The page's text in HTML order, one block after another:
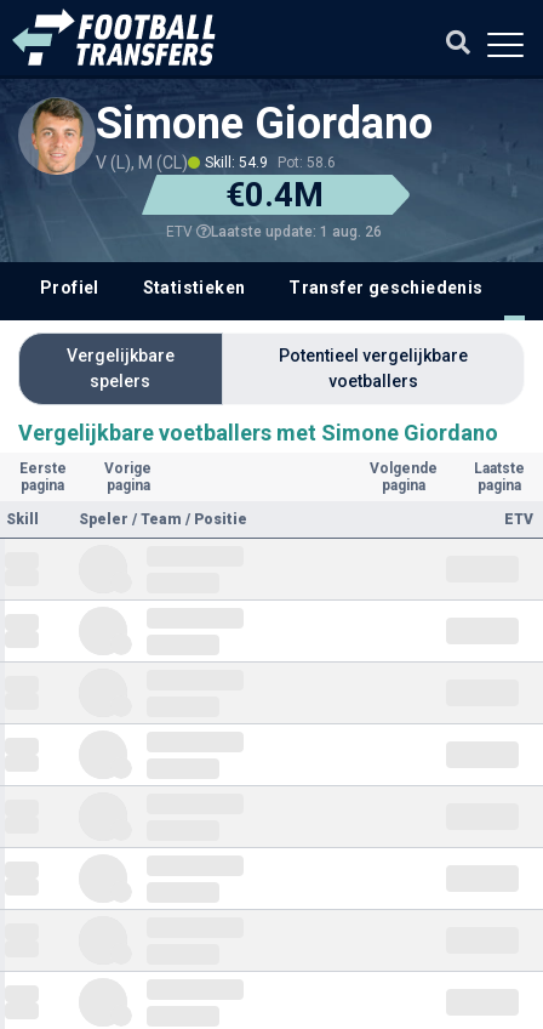
Simone Giordano
V (L), M (CL) Skill: 54.9 Pot: 58.6
€0.4M
ETV Laatste update: 1 aug. 26
Profiel Statistieken Transfer geschiedenis
Vergelijkbare
spelers
Potentieel vergelijkbare
voetballers
Vergelijkbare voetballers met Simone Giordano
Eerste
pagina
Vorige
pagina
Volgende
pagina
Laatste
pagina
Skill
Speler / Team / Positie ETV